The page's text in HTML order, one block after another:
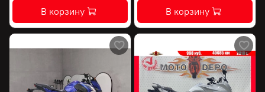
В корзину В корзину